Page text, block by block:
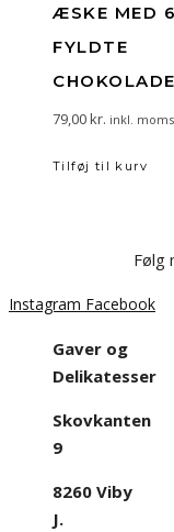
ÆSKE MED
FYLDTE
79,00kr. inkl. moms
Tilføj til kurv
Følg
Instagram Facebook
Gaver og
Delikatesser
Skovkanten
9
8260 Viby
J.